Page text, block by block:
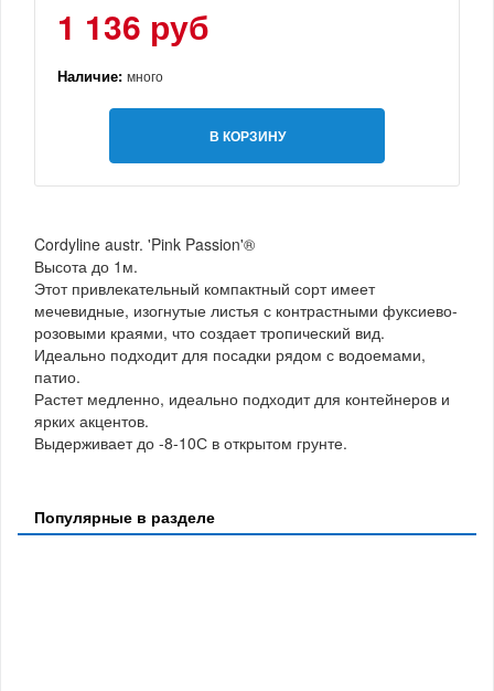
1 136 руб
Наличие: много
В КОРЗИНУ
Cordyline austr. 'Pink Passion'®
Высота до 1м.
Этот привлекательный компактный сорт имеет
мечевидные, изогнутые листья с контрастными фуксиево-
розовыми краями, что создает тропический вид.
Идеально подходит для посадки рядом с водоемами,
патио.
Растет медленно, идеально подходит для контейнеров и
ярких акцентов.
Выдерживает до -8-10С в открытом грунте.
Популярные в разделе